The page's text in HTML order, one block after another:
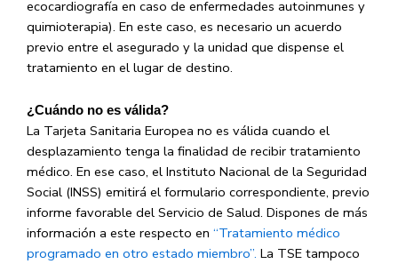
ecocardiografía en caso de enfermedades autoinmunes y
quimioterapia). En este caso, es necesario un acuerdo
previo entre el asegurado y la unidad que dispense el
tratamiento en el lugar de destino.
¿Cuándo no es válida?
La Tarjeta Sanitaria Europea no es válida cuando el
desplazamiento tenga la finalidad de recibir tratamiento
médico. En ese caso, el Instituto Nacional de la Seguridad
Social (INSS) emitirá el formulario correspondiente, previo
informe favorable del Servicio de Salud. Dispones de más
información a este respecto en “Tratamiento médico
programado en otro estado miembro”. La TSE tampoco